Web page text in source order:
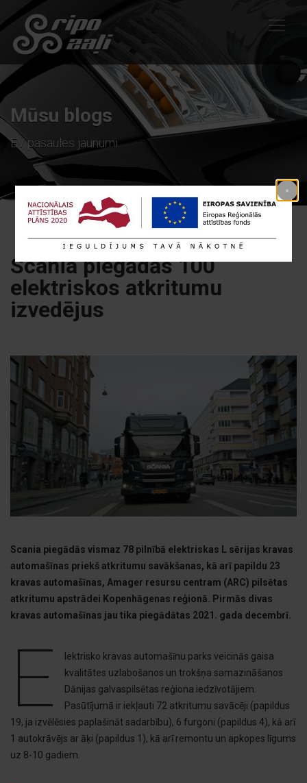
Mūsu blogs
EV pasaules jaunumi
Scania piegādās 100
elektriskos atkritumu
izvedējus
Scania piegādās vismaz 78 pilnībā elektriskas L sērijas kravas
automašīnas priekš atkritumu savākšanas, kā arī papildu 23
kravas automašīnas, Amager resursu centram (ARC) pilsētas
atkritumu apstrādei Kopenhāgenas reģionā. Pirmās divas
kravas automašīnas jau tika piegādātas 2021. gada decembrī.
E
lektrisko kravas automašīnu parks veicinās gaisa
kvalitātes uzlabošanos un trokšņa samazināšanos
Dānijas galvaspilsētas reģiona iedzīvotājiem.
Pasūtījumā ir iekļauti 72 atkritumu savācēji (papildus
19, ja izvēlēsies paplašināt sadarbību), 6 furgoni (papildus 4), kā arī
1 autokrāvējs ar āķi (papildus 1), kā arī remontu un apkopes līgums
uz 8-10 gadiem.